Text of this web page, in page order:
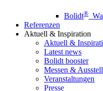
Bolidt®
Referenzen
Aktuell & Inspiration
Aktuell &
Latest news
Bolidt booster
Messen &
Veranstaltungen
Presse